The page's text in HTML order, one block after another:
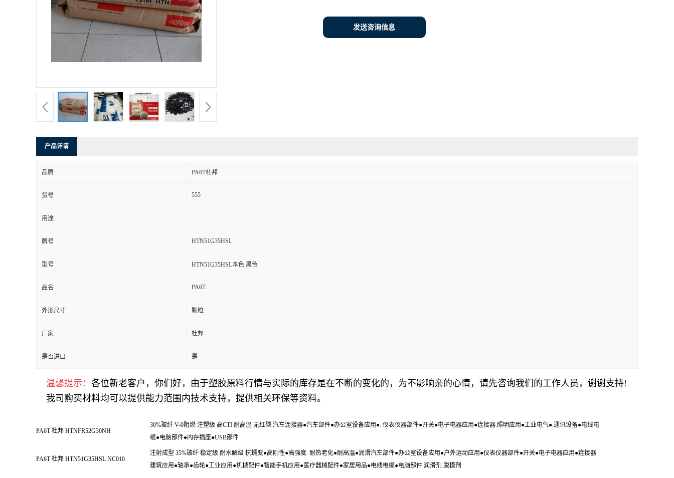
发送咨询信息
产品详请
品牌 PA6T杜邦
货号 555
用途
牌号 HTN51G35HSL
型号 HTN51G35HSL本色 黑色
品名 PA6T
外形尺寸 颗粒
厂家 杜邦
是否进口 是
温馨提示： 各位新老客户，你们好，由于塑胶原料行情与实际的库存是在不断的变化的，为不影响亲的心情，请先咨询我们的工作人员，谢谢支持!
我司购买材料均可以提供能力范围内技术支持，提供相关环保等资料。
PA6T 杜邦 HTNFR52G30NH
30%玻纤 V-0阻燃 注塑级 高CTI 耐高温 无红磷 汽车连接器●汽车部件●办公室设备应用●. 仪表仪器部件●开关●电子电器应用●连接器.照明应用●工业电气●.通讯设备●电线电
缆●电脑部件●内存插座●USB部件
PA6T 杜邦 HTN51G35HSL NC010
注射成型 35%玻纤 稳定级 耐水解级 抗蠕变●高刚性●高强度. 耐热老化●耐高温●润滑汽车部件●办公室设备应用●户外运动应用●仪表仪器部件●开关●电子电器应用●连接器.
建筑应用●轴承●齿轮●工业应用●机械配件●智能手机应用●医疗器械配件●家居用品●电线电缆●电脑部件 润滑剂 脱模剂